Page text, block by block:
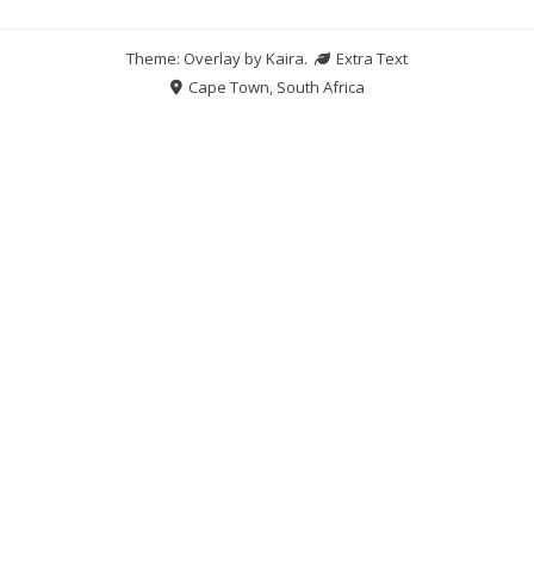
Theme: Overlay byKaira.
Extra Text
Cape Town, South Africa